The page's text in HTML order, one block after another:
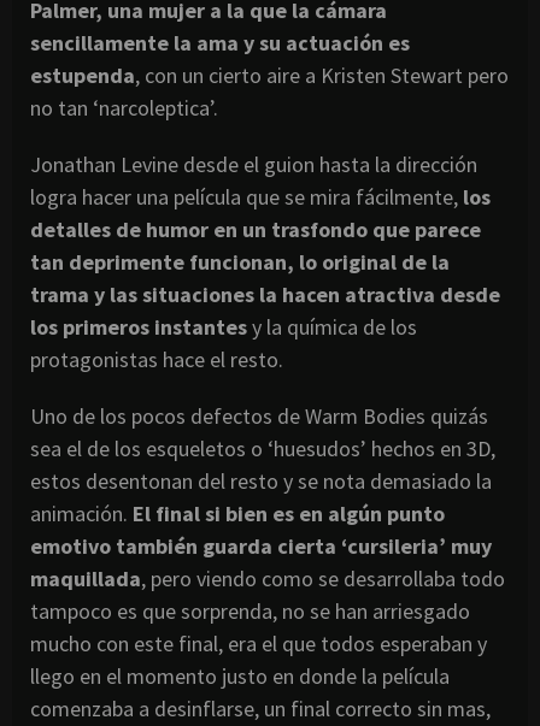
Palmer, una mujer a la que la cámara
sencillamente la ama y su actuación es
estupenda, con un cierto aire a Kristen Stewart pero
no tan ‘narcoleptica’.
Jonathan Levine desde el guion hasta la dirección
logra hacer una película que se mira fácilmente, los
detalles de humor en un trasfondo que parece
tan deprimente funcionan, lo original de la
trama y las situaciones la hacen atractiva desde
los primeros instantesy la química de los
protagonistas hace el resto.
Uno de los pocos defectos de Warm Bodies quizás
sea el de los esqueletos o ‘huesudos’ hechos en 3D,
estos desentonan del resto y se nota demasiado la
animación. El final si bien es en algún punto
emotivo también guarda cierta ‘cursileria’ muy
maquillada, pero viendo como se desarrollaba todo
tampoco es que sorprenda, no se han arriesgado
mucho con este final, era el que todos esperaban y
llego en el momento justo en donde la película
comenzaba a desinflarse, un final correcto sin mas,